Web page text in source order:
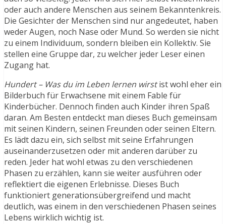
oder auch andere Menschen aus seinem Bekanntenkreis.
Die Gesichter der Menschen sind nur angedeutet, haben
weder Augen, noch Nase oder Mund. So werden sie nicht
zu einem Individuum, sondern bleiben ein Kollektiv. Sie
stellen eine Gruppe dar, zu welcher jeder Leser einen
Zugang hat.
Hundert – Was du im Leben lernen wirstist wohl eher ein
Bilderbuch für Erwachsene mit einem Fable für
Kinderbücher. Dennoch finden auch Kinder ihren Spaß
daran. Am Besten entdeckt man dieses Buch gemeinsam
mit seinen Kindern, seinen Freunden oder seinen Eltern.
Es lädt dazu ein, sich selbst mit seine Erfahrungen
auseinanderzusetzen oder mit anderen darüber zu
reden. Jeder hat wohl etwas zu den verschiedenen
Phasen zu erzählen, kann sie weiter ausführen oder
reflektiert die eigenen Erlebnisse. Dieses Buch
funktioniert generationsübergreifend und macht
deutlich, was einem in den verschiedenen Phasen seines
Lebens wirklich wichtig ist.